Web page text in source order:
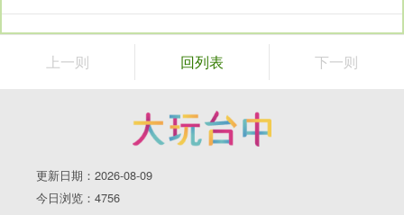
上一则 回列表 下一则
更新日期：2026-08-09
今日浏览：4756